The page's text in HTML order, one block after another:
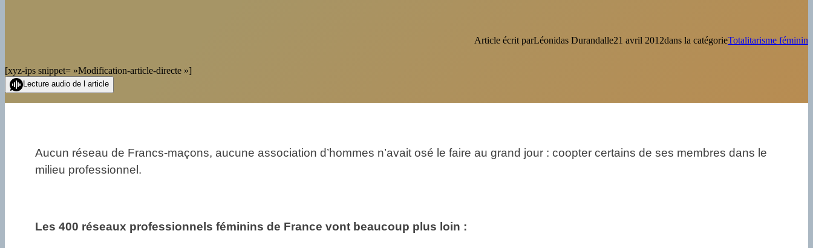
Article écrit parLéonidas Durandalle21 avril 2012dans la catégorieTotalitarisme féminin
[xyz-ips snippet= »Modification-article-directe »]
Lecture audio de l article
Aucun réseau de Francs-maçons, aucune association d’hommes n’avait osé le faire au grand jour : coopter certains de ses membres dans le
milieu professionnel.
Les 400 réseaux professionnels féminins de France vont beaucoup plus loin :